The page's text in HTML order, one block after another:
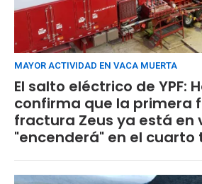
MAYOR ACTIVIDAD EN VACA MUERTA
El salto eléctrico de YPF:
confirma que la primera
fractura Zeus ya está en
"encenderá" en el